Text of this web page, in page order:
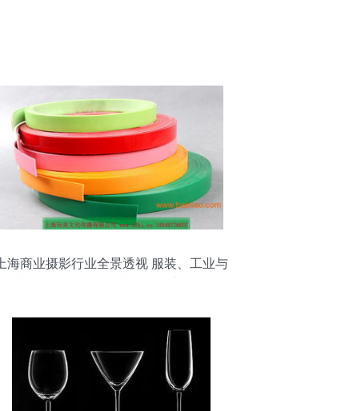
上海商业摄影行业全景透视 服装、工业与